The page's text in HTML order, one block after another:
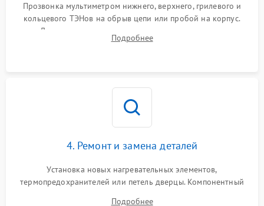
Прозвонка мультиметром нижнего, верхнего, грилевого и
кольцевого ТЭНов на обрыв цепи или пробой на корпус.
Диагностика термостата, датчиков температуры,
переключателя режимов и мотора конвекции.
Подробнее
4. Ремонт и замена деталей
Установка новых нагревательных элементов,
термопредохранителей или петель дверцы. Компонентный
Подробнее